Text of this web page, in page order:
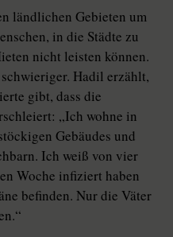
ländlichen Gebieten um
in die Städte zu
nicht leisten können.
Hadil erzählt,
gibt, dass die
„Ich wohne in
Gebäudes und
Ich weiß von vier
Woche infiziert haben
befinden. Nur die Väter